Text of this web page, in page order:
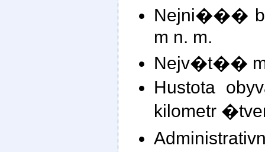
Nejni���
m n. m.
Nejv�t��
Hustota
kilometr